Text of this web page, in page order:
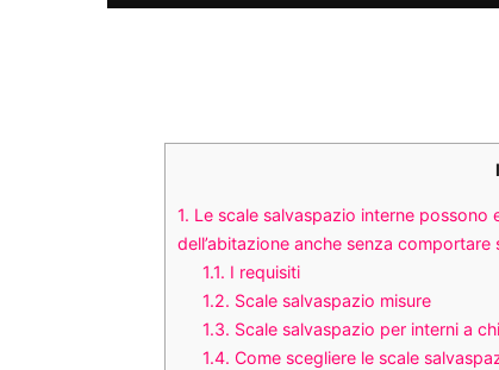
1. Le scale salvaspazio interne
dell’abitazione anche senza
1.1. I requisiti
1.2. Scale salvaspazio misure
1.3. Scale salvaspazio per interni a
1.4. Come scegliere le scale